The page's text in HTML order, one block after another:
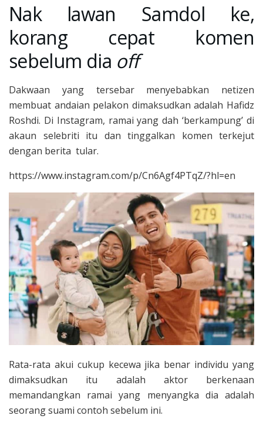
Nak lawan Samdol ke,
korang cepat komen
sebelum dia off
Dakwaan yang tersebar menyebabkan netizen
membuat andaian pelakon dimaksudkan adalah Hafidz
Roshdi. Di Instagram, ramai yang dah ‘berkampung’ di
akaun selebriti itu dan tinggalkan komen terkejut
dengan berita tular.
https://www.instagram.com/p/Cn6Agf4PTqZ/?hl=en
Rata-rata akui cukup kecewa jika benar individu yang
dimaksudkan itu adalah aktor berkenaan
memandangkan ramai yang menyangka dia adalah
seorang suami contoh sebelum ini.